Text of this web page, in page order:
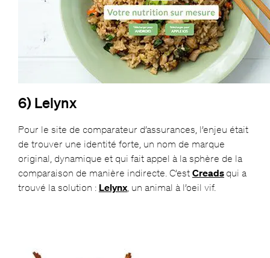
6) Lelynx
Pour le site de comparateur d’assurances, l’enjeu était
de trouver une identité forte, un nom de marque
original, dynamique et qui fait appel à la sphère de la
comparaison de manière indirecte. C’est Creads qui a
trouvé la solution : Lelynx, un animal à l’oeil vif.